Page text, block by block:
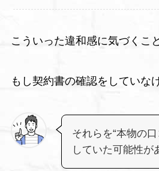
こういった違和感に気づくこ
もし契約書の確認をしていな
それらを“本物の
していた可能性が